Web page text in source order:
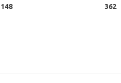
148 362